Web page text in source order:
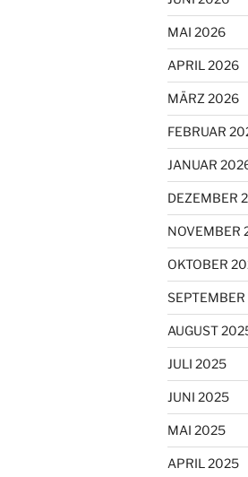
MAI 2026
APRIL 2026
MÄRZ 2026
FEBRUAR
JANUAR
DEZEMBER
NOVEMBER
OKTOBER
AUGUST
JULI 2025
JUNI 2025
MAI 2025
APRIL 2025